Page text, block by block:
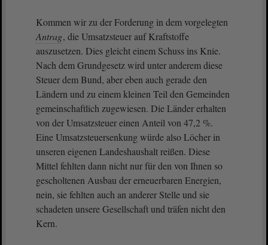
Kommen wir zu der Forderung in dem vorgelegten
Antrag, die Umsatzsteuer auf Kraftstoffe
auszusetzen. Dies gleicht einem Schuss ins Knie.
Nach dem Grundgesetz wird unter anderem diese
Steuer dem Bund, aber eben auch gerade den
Ländern und zu einem kleinen Teil den Gemeinden
gemeinschaftlich zugewiesen. Die Länder erhalten
von der Umsatzsteuer einen Anteil von 47,2 %.
Eine Umsatzsteuersenkung würde also Löcher in
unseren eigenen Landeshaushalt reißen. Diese
Mittel fehlten dann nicht nur für den von Ihnen so
gescholtenen Ausbau der erneuerbaren Energien,
nein, sie fehlten auch an anderer Stelle und sie
schadeten unsere Gesellschaft und träfen nicht den
Kern.